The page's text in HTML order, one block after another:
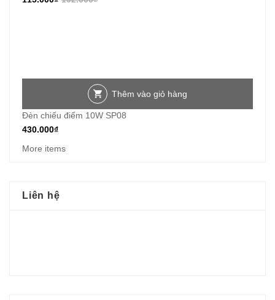
Thêm vào giỏ hàng
Đèn chiếu điểm 10W SP08
430.000₫
More items
Liên hệ